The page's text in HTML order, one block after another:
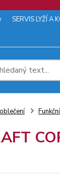
SERVIS LYŽÍ A